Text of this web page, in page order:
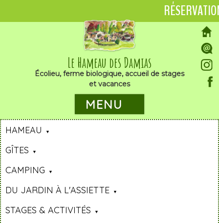
Le Hameau des Damias
Écolieu, ferme biologique, accueil de stages
et vacances
MENU
HAMEAU
GÎTES
CAMPING
DU JARDIN À L'ASSIETTE
STAGES & ACTIVITÉS